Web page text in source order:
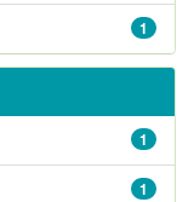
1
1
1